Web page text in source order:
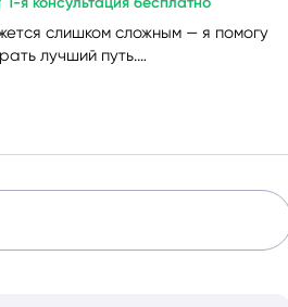
слишком сложным — я помогу
лучший путь.
Таро, помогая людям проходить
себя.